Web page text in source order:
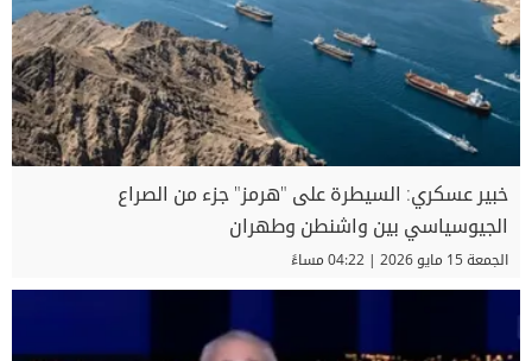
خبير عسكري: السيطرة على "هرمز" جزء من الصراع
الجيوسياسي بين واشنطن وطهران
الجمعة 15 مايو 2026 | 04:22 مساءً